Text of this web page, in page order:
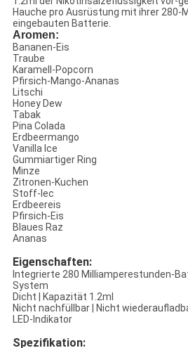
Hauche pro Ausrüstung mit ihrer 280-
eingebauten Batterie.
Aromen:
Bananen-Eis
Traube
Karamell-Popcorn
Pfirsich-Mango-Ananas
Litschi
Honey Dew
Tabak
Pina Colada
Erdbeermango
Vanilla Ice
Gummiartiger Ring
Minze
Zitronen-Kuchen
Stoff-Iec
Erdbeereis
Pfirsich-Eis
Blaues Raz
Ananas
Eigenschaften:
Integrierte 280 Milliamperestunden-
System
Dicht | Kapazität 1.2ml
Nicht nachfüllbar | Nicht
LED-Indikator
Spezifikation: